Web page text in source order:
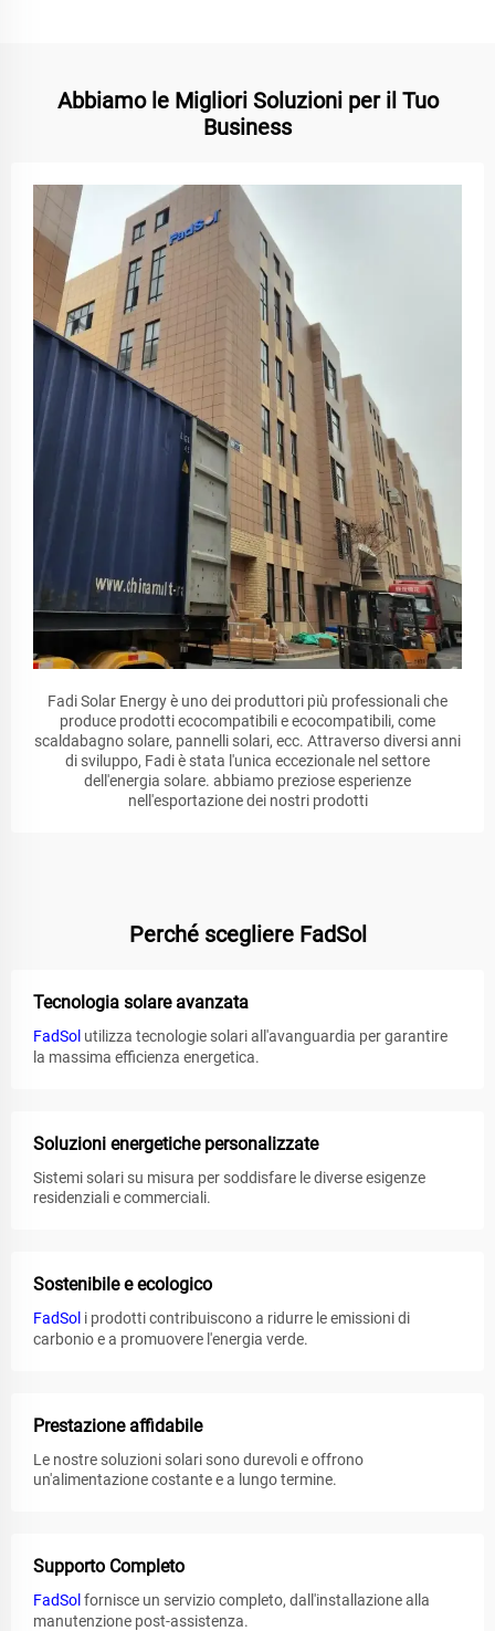
Abbiamo le Migliori Soluzioni per il Tuo
Business
Fadi Solar Energy è uno dei produttori più professionali che
produce prodotti ecocompatibili e ecocompatibili, come
scaldabagno solare, pannelli solari, ecc. Attraverso diversi anni
di sviluppo, Fadi è stata l'unica eccezionale nel settore
dell'energia solare. abbiamo preziose esperienze
nell'esportazione dei nostri prodotti
Perché scegliere FadSol
Tecnologia solare avanzata
FadSol utilizza tecnologie solari all'avanguardia per garantire
la massima efficienza energetica.
Soluzioni energetiche personalizzate
Sistemi solari su misura per soddisfare le diverse esigenze
residenziali e commerciali.
Sostenibile e ecologico
FadSol i prodotti contribuiscono a ridurre le emissioni di
carbonio e a promuovere l'energia verde.
Prestazione affidabile
Le nostre soluzioni solari sono durevoli e offrono
un'alimentazione costante e a lungo termine.
Supporto Completo
FadSol fornisce un servizio completo, dall'installazione alla
manutenzione post-assistenza.